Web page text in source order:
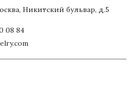
Никитский бульвар, д.5
08 84